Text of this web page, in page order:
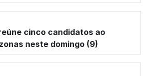
cinco candidatos ao
neste domingo (9)